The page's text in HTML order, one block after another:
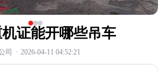
证能开哪些吊车
司 · 2026-04-11 04:52:21